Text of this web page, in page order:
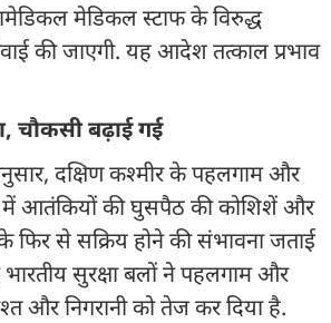
मेडिकल स्टाफ के विरुद्ध
की जाएगी. यह आदेश तत्काल प्रभाव
बढ़ाई गई
दक्षिण कश्मीर के पहलगाम और
आतंकियों की घुसपैठ की कोशिशें और
फिर से सक्रिय होने की संभावना जताई
सुरक्षा बलों ने पहलगाम और
और निगरानी को तेज कर दिया है.